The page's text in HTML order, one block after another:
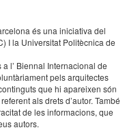
és una iniciativa del
I la Universitat Politècnica de
l’ Biennal Internacional de
pels arquitectes
que hi apareixen són
als drets d’autor. També
de les informacions, que
autors.